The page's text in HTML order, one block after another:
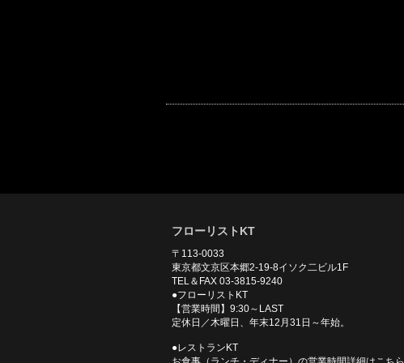
フローリストKT
〒113-0033
東京都文京区本郷2-19-8イソク二ビル1F
TEL＆FAX 03-3815-9240
●フローリストKT
【営業時間】9:30～LAST
定休日／木曜日、年末12月31日～年始。
●レストランKT